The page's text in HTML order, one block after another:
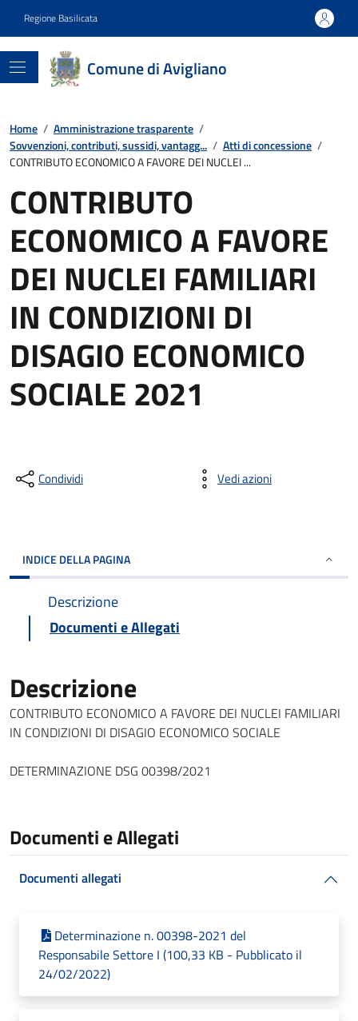
Regione Basilicata
Comune di Avigliano
Home / Amministrazione trasparente /
Sovvenzioni, contributi, sussidi, vantagg... / Atti di concessione /
CONTRIBUTO ECONOMICO A FAVORE DEI NUCLEI ...
CONTRIBUTO
ECONOMICO A FAVORE
DEI NUCLEI FAMILIARI
IN CONDIZIONI DI
DISAGIO ECONOMICO
SOCIALE 2021
Condividi Vedi azioni
INDICE DELLA PAGINA
Descrizione
Documenti e Allegati
Descrizione
CONTRIBUTO ECONOMICO A FAVORE DEI NUCLEI FAMILIARI
IN CONDIZIONI DI DISAGIO ECONOMICO SOCIALE
DETERMINAZIONE DSG 00398/2021
Documenti e Allegati
Documenti allegati
Determinazione n. 00398-2021 del
Responsabile Settore I (100,33 KB - Pubblicato il
24/02/2022)